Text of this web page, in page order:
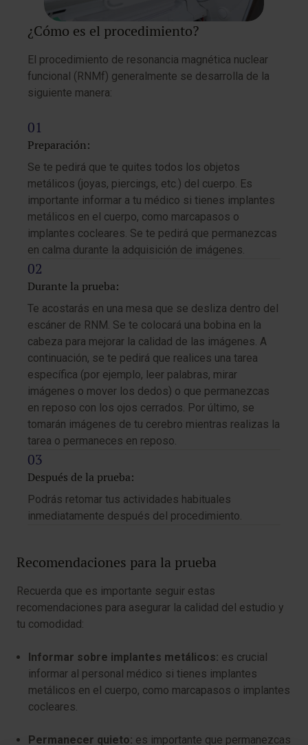
¿Cómo es el procedimiento?
El procedimiento de resonancia magnética nuclear
funcional (RNMf) generalmente se desarrolla de la
siguiente manera:
Preparación:
Se te pedirá que te quites todos los objetos
metálicos (joyas, piercings, etc.) del cuerpo. Es
importante informar a tu médico si tienes implantes
metálicos en el cuerpo, como marcapasos o
implantes cocleares. Se te pedirá que permanezcas
en calma durante la adquisición de imágenes.
Durante la prueba:
Te acostarás en una mesa que se desliza dentro del
escáner de RNM. Se te colocará una bobina en la
cabeza para mejorar la calidad de las imágenes. A
continuación, se te pedirá que realices una tarea
específica (por ejemplo, leer palabras, mirar
imágenes o mover los dedos) o que permanezcas
en reposo con los ojos cerrados. Por último, se
tomarán imágenes de tu cerebro mientras realizas la
tarea o permaneces en reposo.
Después de la prueba:
Podrás retomar tus actividades habituales
inmediatamente después del procedimiento.
Recomendaciones para la prueba
Recuerda que es importante seguir estas
recomendaciones para asegurar la calidad del estudio y
tu comodidad:
Informar sobre implantes metálicos: es crucial
informar al personal médico si tienes implantes
metálicos en el cuerpo, como marcapasos o implantes
cocleares.
Permanecer quieto: es importante que permanezcas